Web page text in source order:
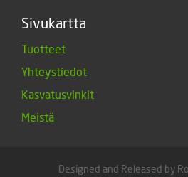
Sivukartta
Tuotteet
Yhteystiedot
Kasvatusvinkit
Meistä
Designed and Released by